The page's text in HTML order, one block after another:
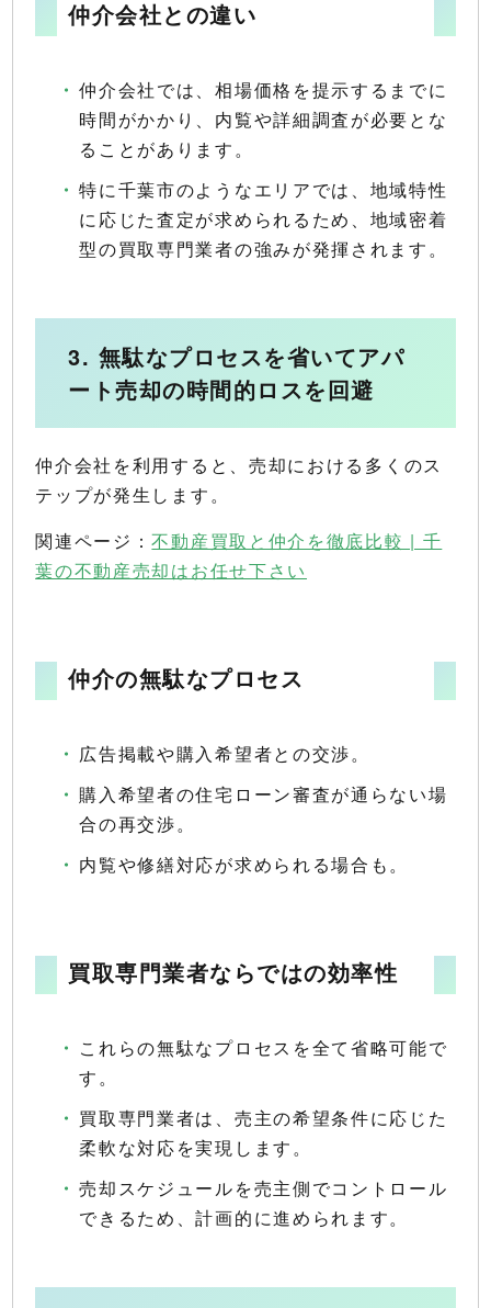
仲介会社との違い
仲介会社では、相場価格を提示するまでに
時間がかかり、内覧や詳細調査が必要とな
ることがあります。
特に千葉市のようなエリアでは、地域特性
に応じた査定が求められるため、地域密着
型の買取専門業者の強みが発揮されます。
3. 無駄なプロセスを省いてアパ
ート売却の時間的ロスを回避
仲介会社を利用すると、売却における多くのス
テップが発生します。
関連ページ：不動産買取と仲介を徹底比較 | 千
葉の不動産売却はお任せ下さい
仲介の無駄なプロセス
広告掲載や購入希望者との交渉。
購入希望者の住宅ローン審査が通らない場
合の再交渉。
内覧や修繕対応が求められる場合も。
買取専門業者ならではの効率性
これらの無駄なプロセスを全て省略可能で
す。
買取専門業者は、売主の希望条件に応じた
柔軟な対応を実現します。
売却スケジュールを売主側でコントロール
できるため、計画的に進められます。